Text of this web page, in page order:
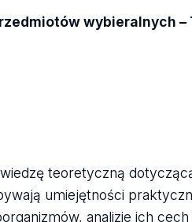
wybieralnych –
teoretyczną
umiejętności
analizie ich